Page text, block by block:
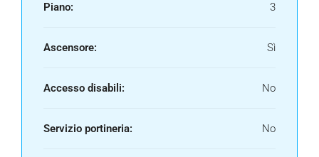
Piano: 3
Ascensore: Sì
Accesso disabili: No
Servizio portineria: No